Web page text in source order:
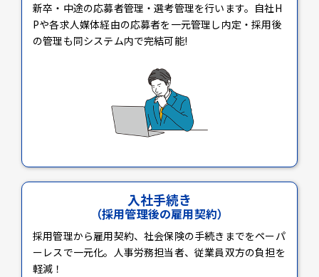
新卒・中途の応募者管理・選考管理を行います。自社H
Pや各求人媒体経由の応募者を一元管理し内定・採用後
の管理も同システム内で完結可能!
入社手続き
（採用管理後の雇用契約）
採用管理から雇用契約、社会保険の手続きまでをペーパ
ーレスで一元化。人事労務担当者、従業員双方の負担を
軽減！